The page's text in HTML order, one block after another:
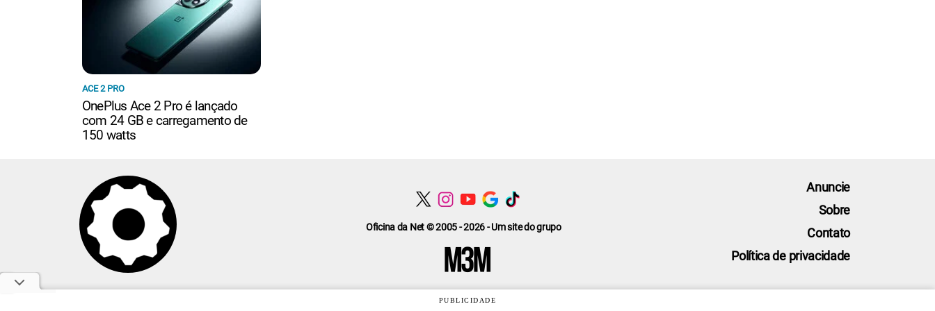
ACE 2 PRO
OnePlus Ace 2 Pro é lançado
com 24 GB e carregamento de
150 watts
Oficina da Net © 2005 - 2026 - Um site do grupo
Anuncie
Sobre
Contato
Política de privacidade
PUBLICIDADE